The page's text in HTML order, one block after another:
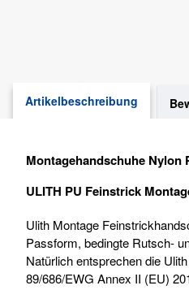
Artikelbeschreibung
Montagehandschuhe Nylon
ULITH PU Feinstrick
Ulith Montage
Passform, bedingte Rutsch-
Natürlich entsprechen die
89/686/EWG Annex II (EU)